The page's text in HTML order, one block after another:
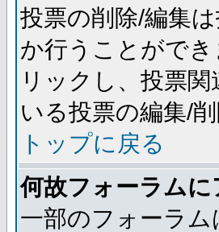
投票の削除/編集
か行うことがで
リックし、投票
いる投票の編集/
トップに戻る
何故フォーラム
一部のフォーラ